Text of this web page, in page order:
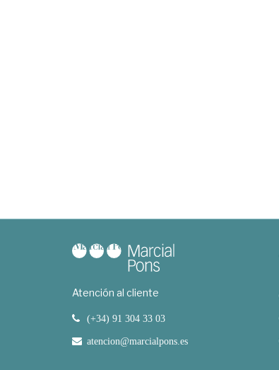
Atención al cliente
(+34) 91 304 33 03
atencion@marcialpons.es